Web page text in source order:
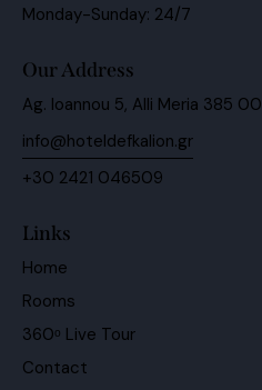
Monday-Sunday: 24/7
Our Address
Ag. Ioannou 5, Alli Meria 385 00
info@hoteldefkalion.gr
+30 2421 046509
Links
Home
Rooms
360ᵒ Live Tour
Contact